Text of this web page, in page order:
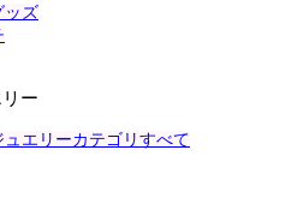
ッズ
ー
エリーカテゴリすべて